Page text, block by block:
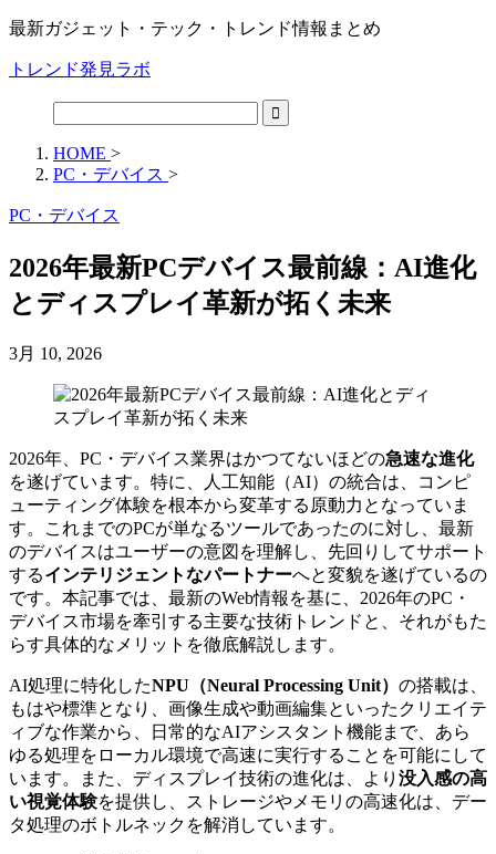
最新ガジェット・テック・トレンド情報まとめ
トレンド発見ラボ
HOME >
PC・デバイス >
PC・デバイス
2026年最新PCデバイス最前線：AI進化
とディスプレイ革新が拓く未来
3月 10, 2026
2026年、PC・デバイス業界はかつてないほどの急速な進化
を遂げています。特に、人工知能（AI）の統合は、コンピ
ューティング体験を根本から変革する原動力となっていま
す。これまでのPCが単なるツールであったのに対し、最新
のデバイスはユーザーの意図を理解し、先回りしてサポート
するインテリジェントなパートナーへと変貌を遂げているの
です。本記事では、最新のWeb情報を基に、2026年のPC・
デバイス市場を牽引する主要な技術トレンドと、それがもた
らす具体的なメリットを徹底解説します。
AI処理に特化したNPU（Neural Processing Unit） の搭載は、
もはや標準となり、画像生成や動画編集といったクリエイテ
ィブな作業から、日常的なAIアシスタント機能まで、あら
ゆる処理をローカル環境で高速に実行することを可能にして
います。また、ディスプレイ技術の進化は、より 没入感の高
い視覚体験を提供し、ストレージやメモリの高速化は、デー
タ処理のボトルネックを解消しています。